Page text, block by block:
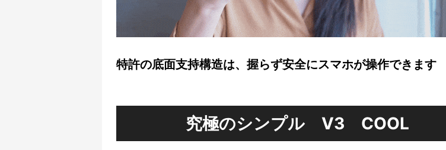
特許の底面支持構造は、握らず安全にスマホが操作できます
究極のシンプル V3 COOL